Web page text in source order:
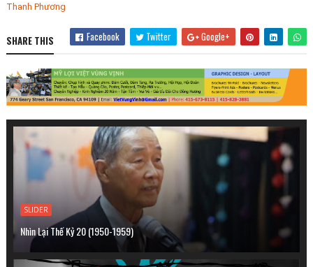
Thanh Phương
SHARE THIS Facebook Twitter Google+
SLIDER
Nhìn Lại Thế Kỷ 20 (1950-1959)